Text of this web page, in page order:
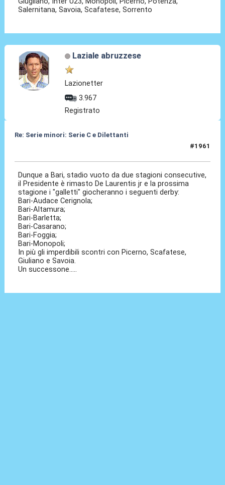
Salernitana, Savoia, Scafatese, Sorrento
Laziale abruzzese
Lazionetter
3.967
Registrato
Re: Serie minori: Serie C e Dilettanti
#1961
Dunque a Bari, stadio vuoto da due stagioni consecutive,
il Presidente è rimasto De Laurentis jr e la prossima
stagione i "galletti" giocheranno i seguenti derby:
Bari-Audace Cerignola;
Bari-Altamura;
Bari-Barletta;
Bari-Casarano;
Bari-Foggia;
Bari-Monopoli;
In più gli imperdibili scontri con Picerno, Scafatese,
Giuliano e Savoia.
Un successone.....